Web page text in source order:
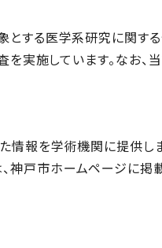
とする医学系研究に関する
実施しています。なお、
報を学術機関に提供しま
戸市ホームページに掲